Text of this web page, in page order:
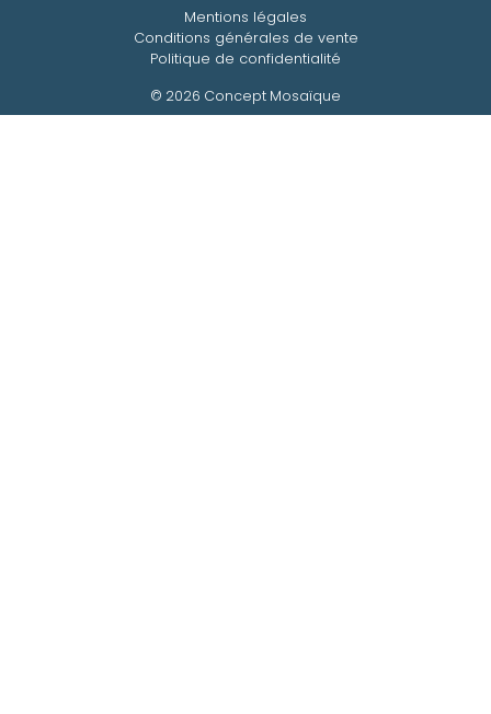
© 2026 Concept Mosaïque
Mentions légales
Conditions générales de vente
Politique de confidentialité